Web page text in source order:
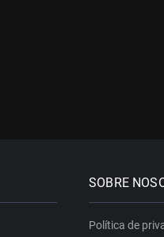
SOBRE
Política de